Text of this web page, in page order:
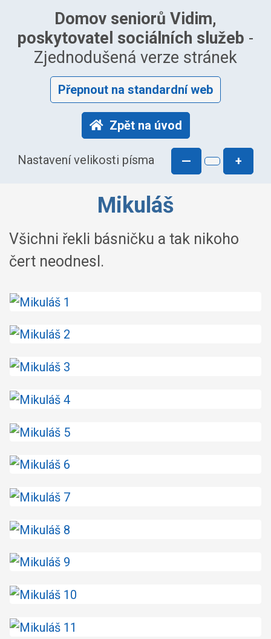
Domov seniorů Vidim,
poskytovatel sociálních služeb -
Zjednodušená verze stránek
Přepnout na standardní web
Zpět na úvod
Nastavení velikosti písma — +
Mikuláš
Všichni řekli básničku a tak nikoho
čert neodnesl.